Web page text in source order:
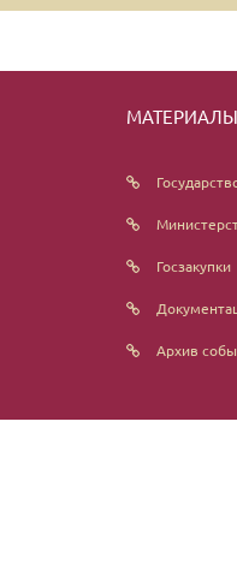
МАТЕРИАЛЫ
Госзакупки
Архив